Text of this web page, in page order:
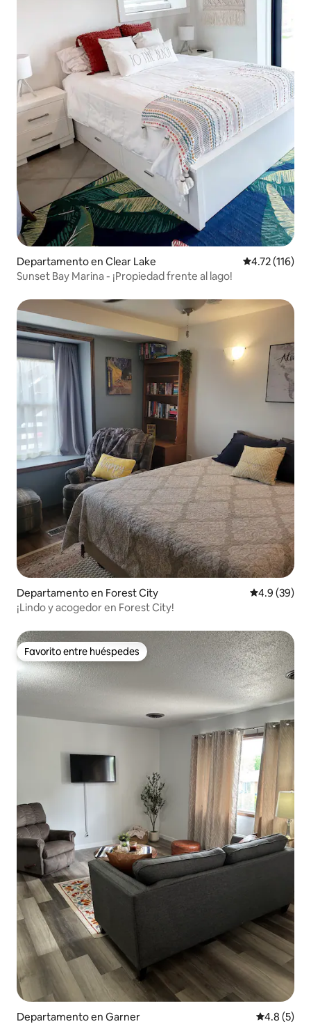
Departamento en Clear Lake Calificación
4.72 (116)
Sunset Bay Marina - ¡Propiedad frente al lago!
Departamento en Forest City Calificación
4.9 (39)
¡Lindo y acogedor en Forest City!
Favorito entre huéspedes
Favorito entre huéspedes
Departamento en Garner 4.8 (5)